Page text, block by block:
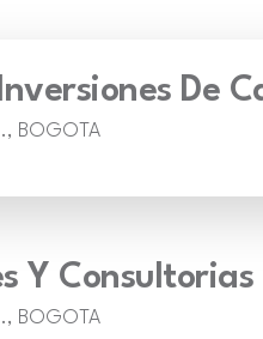
De
BOGOTA
Y
BOGOTA